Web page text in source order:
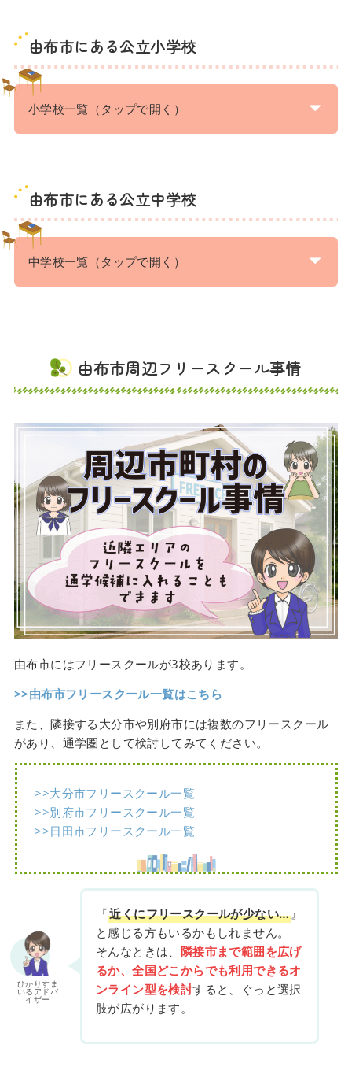
由布市にある公立小学校
小学校一覧（タップで開く）
由布市にある公立中学校
中学校一覧（タップで開く）
由布市周辺フリースクール事情
由布市にはフリースクールが3校あります。
>>由布市フリースクール一覧はこちら
また、隣接する大分市や別府市には複数のフリースクール
があり、通学圏として検討してみてください。
>>大分市フリースクール一覧
>>別府市フリースクール一覧
>>日田市フリースクール一覧
ひかりすま
いるアドバ
イザー
『近くにフリースクールが少ない…』
と感じる方もいるかもしれません。
そんなときは、 隣接市まで範囲を広げ
るか、全国どこからでも利用できるオ
ンライン型を検討すると、ぐっと選択
肢が広がります。